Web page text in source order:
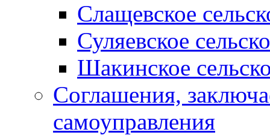
Слащевское
Суляевское
Шакинское
Соглашения,
самоуправления